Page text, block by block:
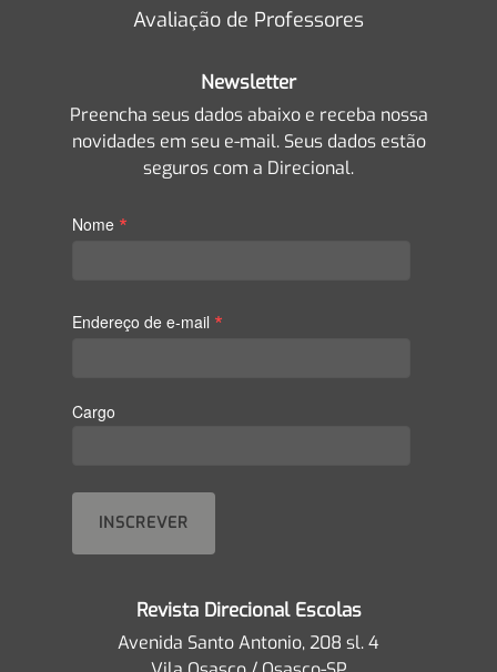
Avaliação de Professores
Newsletter
Preencha seus dados abaixo e receba nossa
novidades em seu e-mail. Seus dados estão
seguros com a Direcional.
Nome *
Endereço de e-mail *
Cargo
Revista Direcional Escolas
Avenida Santo Antonio, 208 sl. 4